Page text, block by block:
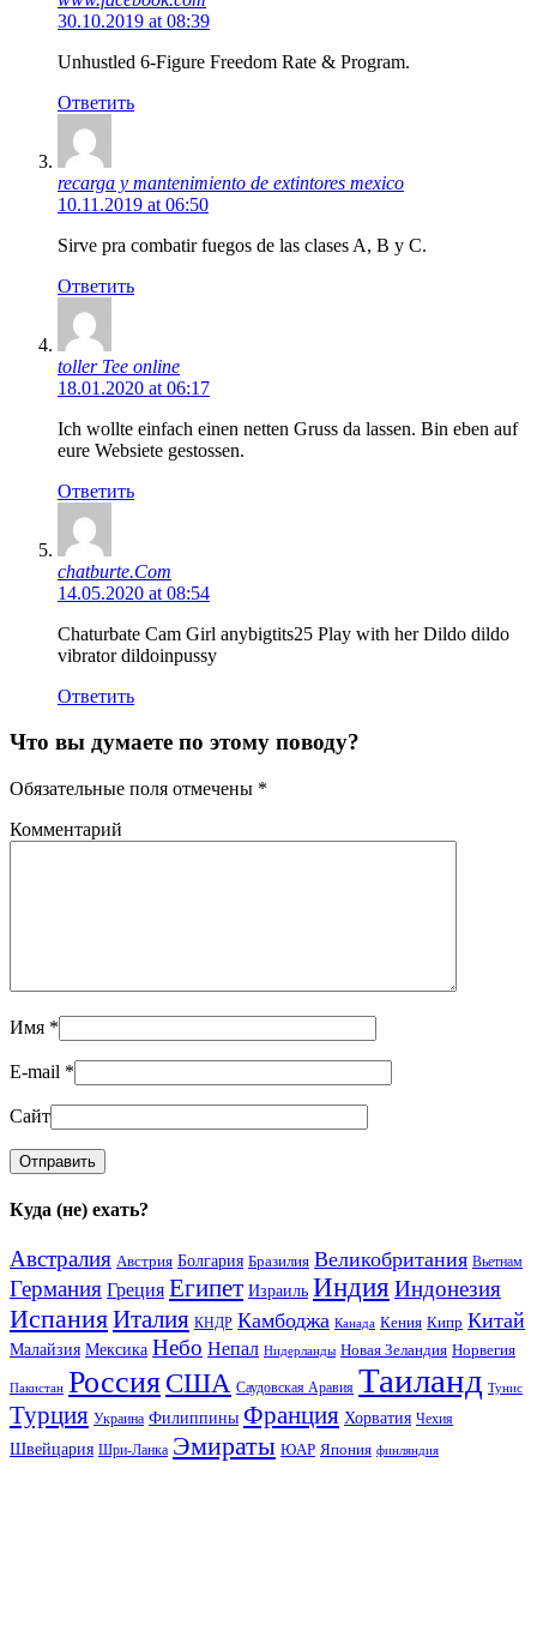
30.10.2019 at 08:39
Unhustled 6-Figure Freedom Rate & Program.
Ответить
recarga y mantenimiento de extintores mexico
10.11.2019 at 06:50
Sirve pra combatir fuegos de las clases A, B y C.
Ответить
toller Tee online
18.01.2020 at 06:17
Ich wollte einfach einen netten Gruss da lassen. Bin eben auf
eure Websiete gestossen.
Ответить
chatburte.Com
14.05.2020 at 08:54
Chaturbate Cam Girl anybigtits25 Play with her Dildo dildo
vibrator dildoinpussy
Ответить
Что вы думаете по этому поводу?
Обязательные поля отмечены *
Комментарий
Имя *
E-mail *
Сайт
Куда (не) ехать?
Австралия Австрия Болгария Бразилия Великобритания Вьетнам
Германия Греция Египет Израиль Индия Индонезия
ИспанияИталия КНДР Камбоджа Канада Кения Кипр Китай
Малайзия Мексика Небо Непал Нидерланды Новая Зеландия Норвегия
Пакистан РоссияСША Саудовская Аравия Таиланд Тунис
Турция Украина Филиппины Франция Хорватия Чехия
Швейцария Шри-Ланка Эмираты ЮАР Япония финляндия